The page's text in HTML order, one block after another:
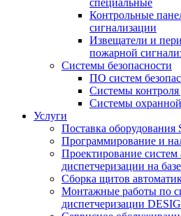
специальные
Контрольные
сигнализации
Извещатели и
пожарной
Системы безопасности
ПО систем
Системы контроля
Системы
Услуги
Поставка оборудования
Программирование и
Проектирование систем
диспетчеризации на
Сборка щитов
Монтажные работы по
диспетчеризации